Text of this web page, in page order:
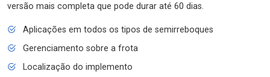
versão mais completa que pode durar até 60 dias.
Aplicações em todos os tipos de semirreboques
Gerenciamento sobre a frota
Localização do implemento